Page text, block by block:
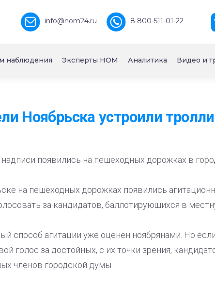
info@nom24.ru 8 800-511-01-22
наблюдения Эксперты НОМ Аналитика Видео и
Ноябрьска устроили
появились на пешеходных дорожках в
на пешеходных дорожках появились
за кандидатов, баллотирующихся в
способ агитации уже оценен ноябрянами. Но
голос за достойных, с их точки зрения,
членов городской думы.